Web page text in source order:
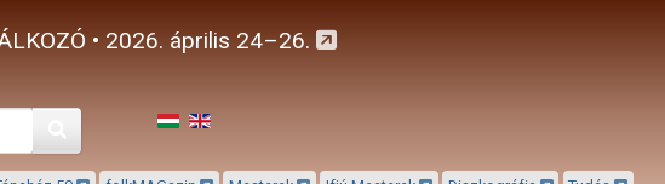
• 2026. április 24–26.